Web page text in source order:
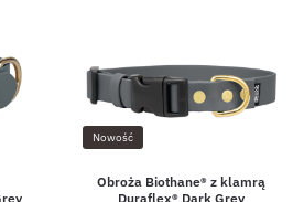
Nowość
Obroża Biothane® z klamrą
Duraflex® Dark Grey